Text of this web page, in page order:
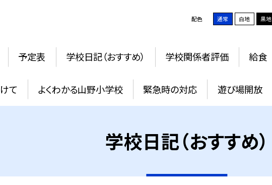
配色 通常 白地 黒地
予定表 学校日記（おすすめ） 学校関係者評価 給食
て よくわかる山野小学校 緊急時の対応 遊び場開放
学校日記（おすすめ）